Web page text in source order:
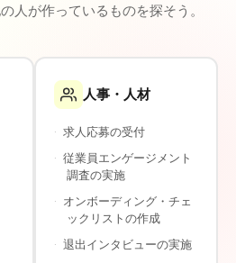
人が作っているものを探そう。
人事・人材
· 求人応募の受付
· 従業員エンゲージメント
調査の実施
· オンボーディング・チェ
ックリストの作成
· 退出インタビューの実施